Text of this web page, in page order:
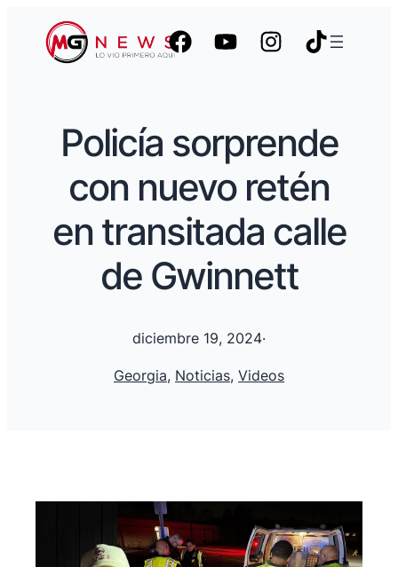
Policía sorprende
con nuevo retén
en transitada calle
de Gwinnett
diciembre 19, 2024·
Georgia, Noticias, Videos